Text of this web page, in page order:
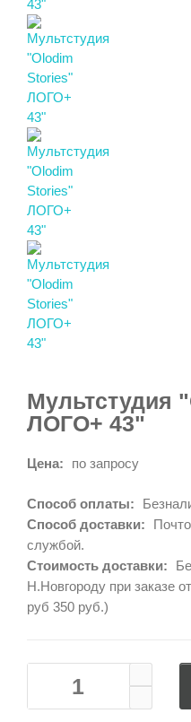
Мультстудия
ЛОГО+ 43"
Цена: по запросу
Способ оплаты:
Способ доставки:
службой.
Стоимость доставки:
Н.Новгороду при заказе
руб 350 руб.)